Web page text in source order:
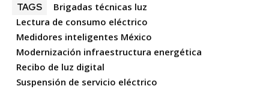
TAGS
Brigadas técnicas luz
Lectura de consumo eléctrico
Medidores inteligentes México
Modernización infraestructura energética
Recibo de luz digital
Suspensión de servicio eléctrico